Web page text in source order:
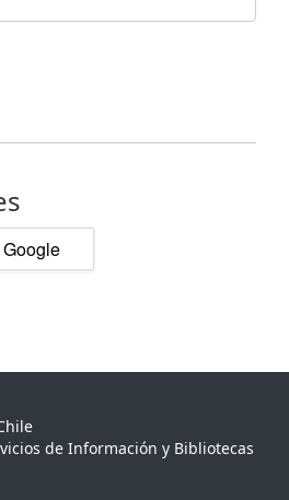
de Información y Bibliotecas